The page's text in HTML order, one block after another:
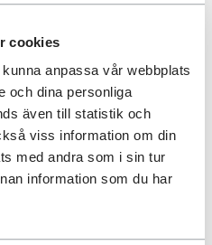
cookies
anpassa vår webbplats
och dina personliga
även till statistik och
viss information om din
med andra som i sin tur
information som du har
Go to the English start page